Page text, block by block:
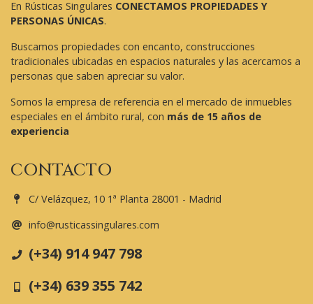
En Rústicas Singulares CONECTAMOS PROPIEDADES Y
PERSONAS ÚNICAS.
Buscamos propiedades con encanto, construcciones
tradicionales ubicadas en espacios naturales y las acercamos a
personas que saben apreciar su valor.
Somos la empresa de referencia en el mercado de inmuebles
especiales en el ámbito rural, con más de 15 años de
experiencia
CONTACTO
C/ Velázquez, 10 1ª Planta 28001 - Madrid
info@rusticassingulares.com
(+34) 914 947 798
(+34) 639 355 742